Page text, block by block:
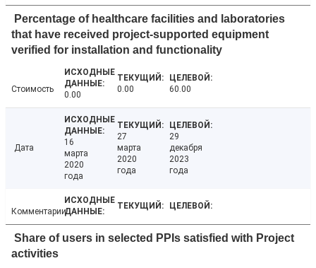
Percentage of healthcare facilities and laboratories
that have received project-supported equipment
verified for installation and functionality
Стоимость
0.00
0.00 60.00
Дата
16
марта
2020
года
27
марта
2020
года
29
декабря
2023
года
Комментарии
Share of users in selected PPIs satisfied with Project
activities